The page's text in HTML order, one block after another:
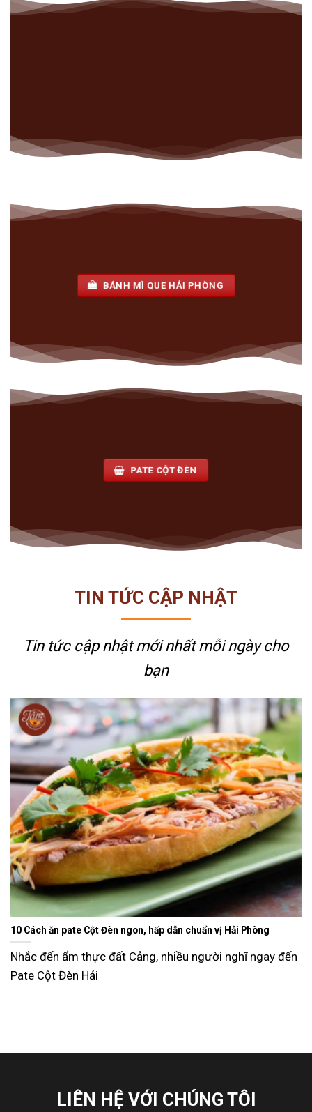
BÁNH MÌ QUE HẢI PHÒNG
PATE CỘT ĐÈN
TIN TỨC CẬP NHẬT
Tin tức cập nhật mới nhấtmỗi ngày cho
bạn
10 Cách ăn pate Cột Đèn ngon, hấp dẫn chuẩn vị Hải Phòng
Nhắc đến ẩm thực đất Cảng, nhiều người nghĩ ngay đến
Pate Cột Đèn Hải
LIÊN HỆ VỚI CHÚNG TÔI